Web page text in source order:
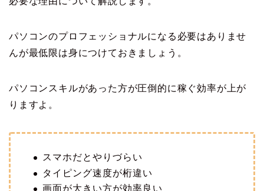
パソコンのプロフェッショナルになる必要はありませ
んが最低限は身につけておきましょう。
パソコンスキルがあった方が圧倒的に稼ぐ効率が上が
りますよ。
スマホだとやりづらい
タイピング速度が桁違い
画面が大きい方が効率良い